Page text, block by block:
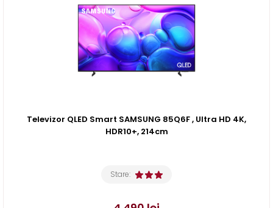
Televizor QLED Smart SAMSUNG 85Q6F , Ultra HD 4K,
HDR10+, 214cm
Stare: